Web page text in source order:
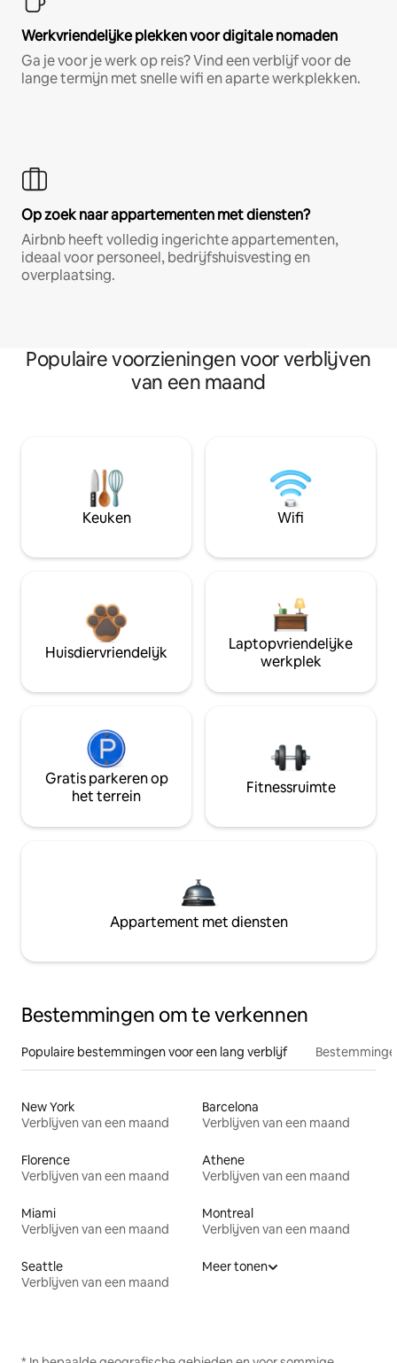
Werkvriendelijke plekken voor digitale nomaden
Ga je voor je werk op reis? Vind een verblijf voor de
lange termijn met snelle wifi en aparte werkplekken.
Op zoek naar appartementen met diensten?
Airbnb heeft volledig ingerichte appartementen,
ideaal voor personeel, bedrijfshuisvesting en
overplaatsing.
Populaire voorzieningen voor verblijven
van een maand
Keuken Wifi
Huisdiervriendelijk
Laptopvriendelijke
werkplek
Gratis parkeren op
het terrein
Fitnessruimte
Appartement met diensten
Bestemmingen om te verkennen
Populaire bestemmingen voor een lang verblijf
New York
Verblijven van een maand
Barcelona
Verblijven van een maand
Florence
Verblijven van een maand
Athene
Verblijven van een maand
Miami
Verblijven van een maand
Montreal
Verblijven van een maand
Seattle
Verblijven van een maand
Meer tonen